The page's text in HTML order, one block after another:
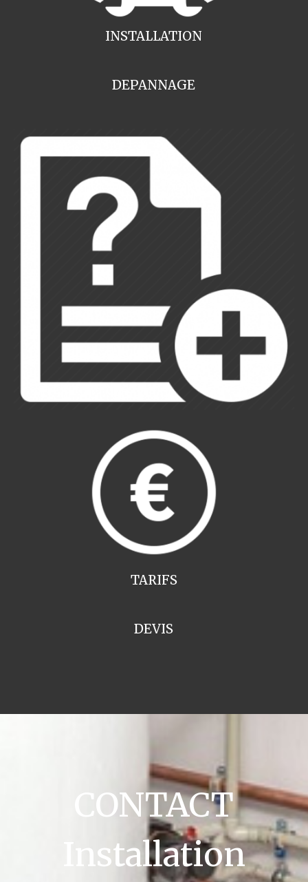
INSTALLATION
DEPANNAGE
TARIFS
DEVIS
CONTACT
Installation